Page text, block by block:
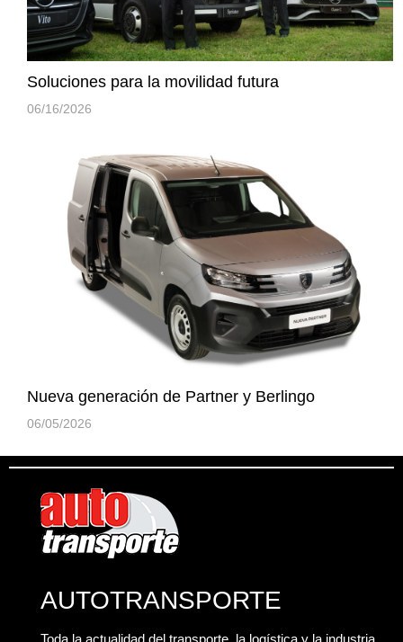
Soluciones para la movilidad futura
06/16/2026
Nueva generación de Partner y Berlingo
06/05/2026
AUTOTRANSPORTE
Toda la actualidad del transporte, la logística y la industria